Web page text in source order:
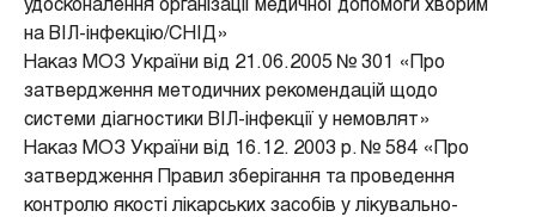
удосконалення організації медичної допомоги хворим
на ВІЛ-інфекцію/СНІД»
Наказ МОЗ України від 21.06.2005 № 301 «Про
затвердження методичних рекомендацій щодо
системи діагностики ВІЛ-інфекції у немовлят»
Наказ МОЗ України від 16.12. 2003 р. № 584 «Про
затвердження Правил зберігання та проведення
контролю якості лікарських засобів у лікувально-